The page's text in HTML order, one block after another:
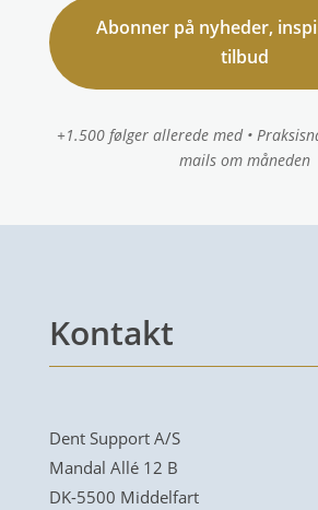
Abonner på nyheder,
tilbud
+1.500 følger allerede med •
mails om måneden
Kontakt
Dent Support A/S
Mandal Allé 12 B
DK-5500 Middelfart